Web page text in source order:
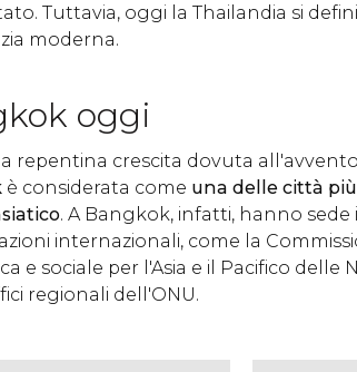
Tuttavia, oggi la Thailandia si
moderna.
oggi
repentina crescita dovuta
è considerata come una delle città
. A Bangkok, infatti, hanno
internazionali, come la
e sociale per l'Asia e il Pacifico delle
regionali dell'ONU.